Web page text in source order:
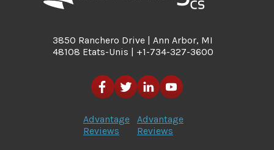
3850 Ranchero Drive | Ann Arbor, MI
48108 Etats-Unis | +1-734-327-3600
Advantage
Reviews
Advantage
Reviews